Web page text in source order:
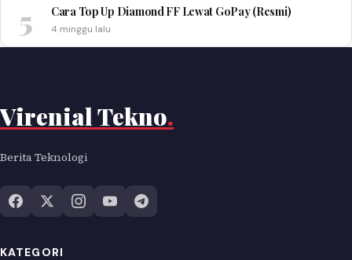
5 Cara Top Up Diamond FF Lewat GoPay (Resmi)
4 minggu lalu
Virenial Tekno.
Berita Teknologi
KATEGORI